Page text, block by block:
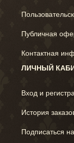
Публичная
Контактная
ЛИЧНЫЙ
Вход и
История
Подписаться